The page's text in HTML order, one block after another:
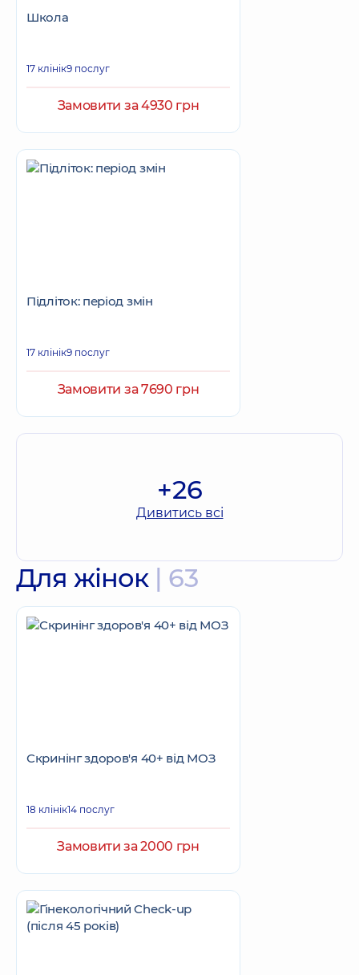
Школа
17 клінік9 послуг
Замовити за 4930 грн
Підліток: період змін
17 клінік9 послуг
Замовити за 7690 грн
+26
Дивитись всі
Для жінок | 63
Скринінг здоров'я 40+ від МОЗ
18 клінік14 послуг
Замовити за 2000 грн